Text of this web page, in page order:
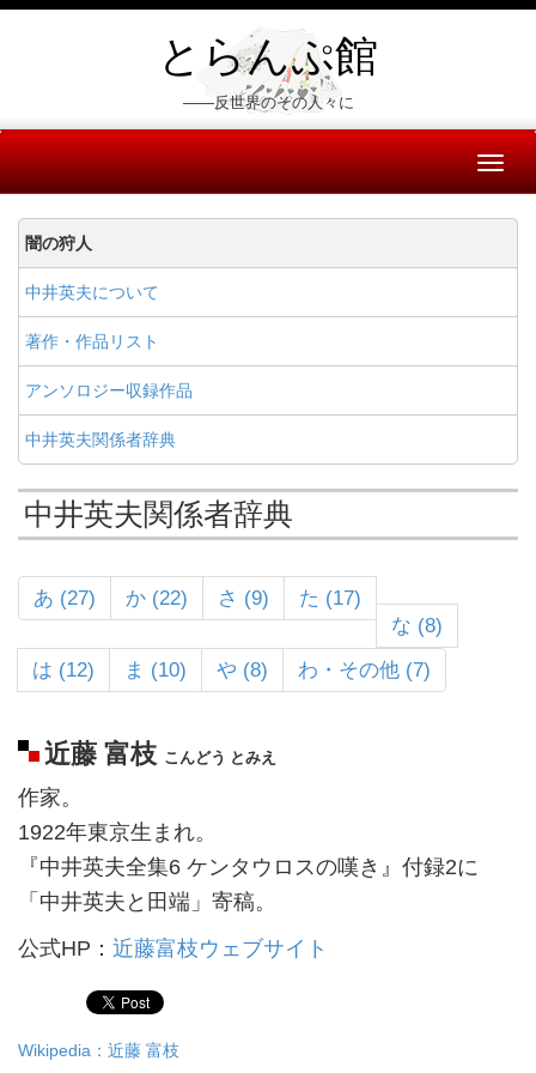
とらんぷ館
――反世界のその人々に
闇の狩人
中井英夫について
著作・作品リスト
アンソロジー収録作品
中井英夫関係者辞典
中井英夫関係者辞典
あ (27) か (22) さ (9)
た (17)
な (8)
は (12)
ま (10) や (8) わ・その他 (7)
近藤 富枝 こんどう とみえ
作家。
1922年東京生まれ。
『中井英夫全集6 ケンタウロスの嘆き』付録2に
「中井英夫と田端」寄稿。
公式HP： 近藤富枝ウェブサイト
Wikipedia：近藤 富枝